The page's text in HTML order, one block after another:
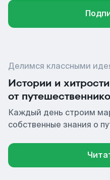
Делимся классными
Истории и хитрости
от
Каждый день строим
собственные знания о